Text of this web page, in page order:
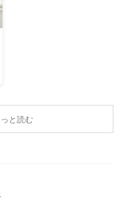
...
と読む